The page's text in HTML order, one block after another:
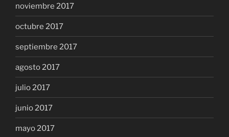
noviembre 2017
octubre 2017
septiembre 2017
agosto 2017
julio 2017
junio 2017
mayo 2017